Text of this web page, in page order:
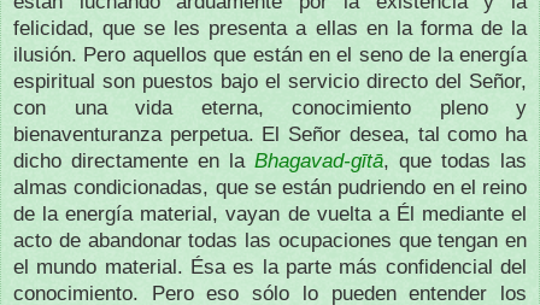
felicidad, que se les presenta a ellas en la forma de la
ilusión. Pero aquellos que están en el seno de la energía
espiritual son puestos bajo el servicio directo del Señor,
con una vida eterna, conocimiento pleno y
bienaventuranza perpetua. El Señor desea, tal como ha
dicho directamente en la Bhagavad-gītā, que todas las
almas condicionadas, que se están pudriendo en el reino
de la energía material, vayan de vuelta a Él mediante el
acto de abandonar todas las ocupaciones que tengan en
el mundo material. Ésa es la parte más confidencial del
conocimiento. Pero eso sólo lo pueden entender los